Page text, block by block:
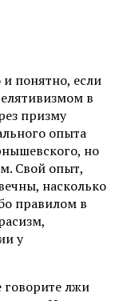
понятно, если
в
призму
опыта
но
Свой опыт,
насколько
правилом в
у
говорите лжи